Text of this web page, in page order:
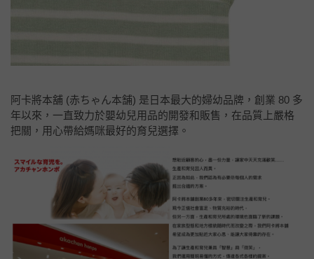
阿卡將本舖 (赤ちゃん本舗) 是日本最大的婦幼品牌，創業 80 多
年以來，一直致力於嬰幼兒用品的開發和販售，在品質上嚴格
把關，用心帶給媽咪最好的育兒選擇。